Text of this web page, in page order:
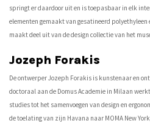
springt er daardoor uit en is toepasbaar in elk
elementen gemaakt van gesatineerd
maakt deel uit van de design collectie van het
Jozeph Forakis
De ontwerper Jozeph Forakis is kunstenaar en
doctoraal aan de Domus Academie in Milaan
studies tot het samenvoegen van design en
de toelating van zijn Havana naar MOMA New